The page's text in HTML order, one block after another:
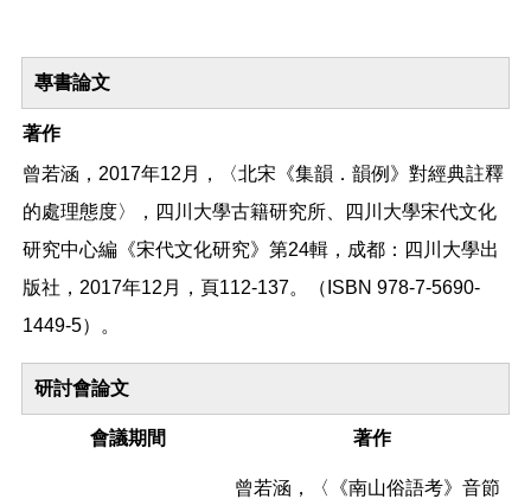
專書論文
著作
曾若涵，2017年12月，〈北宋《集韻．韻例》對經典註釋
的處理態度〉，四川大學古籍研究所、四川大學宋代文化
研究中心編《宋代文化研究》第24輯，成都：四川大學出
版社，2017年12月，頁112-137。（ISBN 978-7-5690-
1449-5）。
研討會論文
會議期間 著作
曾若涵，〈《南山俗語考》音節